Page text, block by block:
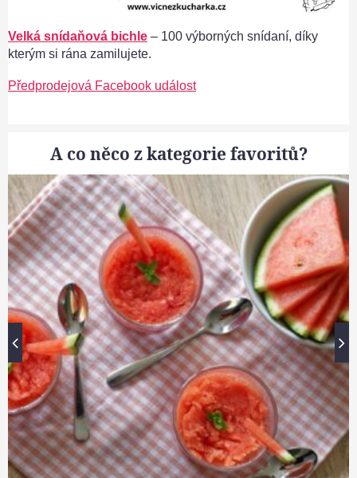
Velká snídaňová bichle – 100 výborných snídaní, díky
kterým si rána zamilujete.
Předprodejová Facebook událost
A co něco z kategorie favoritů?